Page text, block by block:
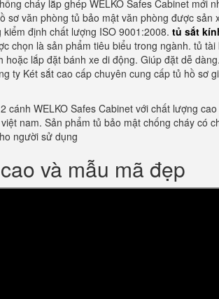
cháy lắp ghép WELKO Safes Cabinet mới
sơ văn phòng tủ bảo mật văn phòng được sản
định chất lượng ISO 9001:2008. tủ sắt
chọn là sản phẩm tiêu biểu trong ngành. tủ tài
lắp đặt bánh xe di động. Giúp đặt dễ
ty Két sắt cao cấp chuyên cung cấp tủ hồ sơ
cánh WELKO Safes Cabinet với chất lượng
nam. Sản phẩm tủ bảo mật chống cháy có
người sử dụng
và mẫu mã đẹp